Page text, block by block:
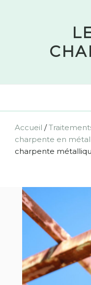
Accueil /
charpente en métal
charpente